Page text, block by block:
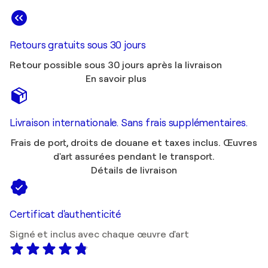
Retours gratuits sous 30 jours
Retour possible sous 30 jours après la livraison
En savoir plus
Livraison internationale. Sans frais supplémentaires.
Frais de port, droits de douane et taxes inclus. Œuvres
d'art assurées pendant le transport.
Détails de livraison
Certificat d'authenticité
Signé et inclus avec chaque œuvre d'art